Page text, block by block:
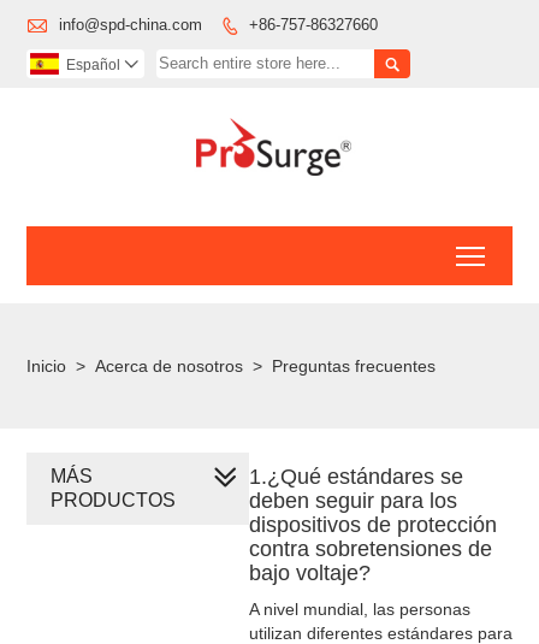
 info@spd-china.com  +86-757-86327660

Español 
Inicio > Acerca de nosotros > Preguntas frecuentes
1.¿Qué estándares se
deben seguir para los
dispositivos de protección
contra sobretensiones de
bajo voltaje?
A nivel mundial, las personas
utilizan diferentes estándares para
MÁS
PRODUCTOS